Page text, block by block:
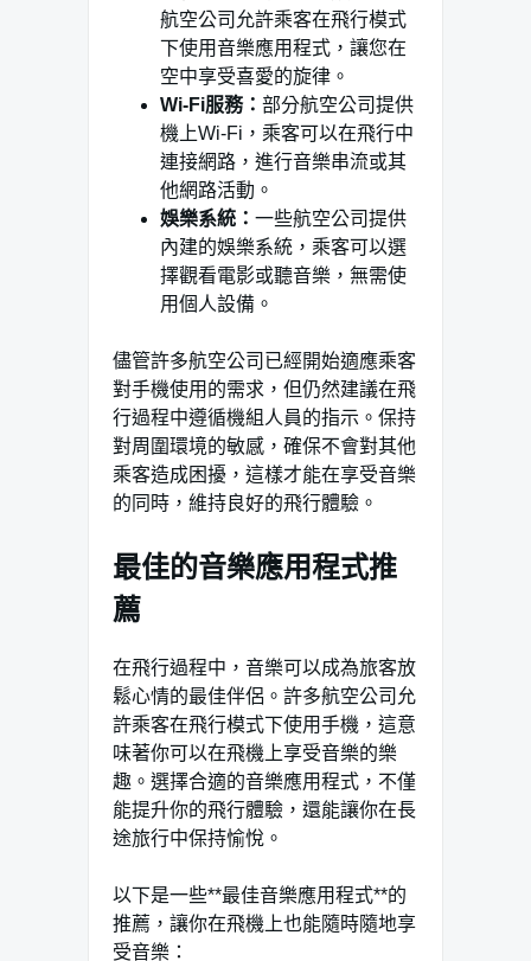
航空公司允許乘客在飛行模式
下使用音樂應用程式，讓您在
空中享受喜愛的旋律。
Wi-Fi服務： 部分航空公司提供
機上Wi-Fi，乘客可以在飛行中
連接網路，進行音樂串流或其
他網路活動。
娛樂系統： 一些航空公司提供
內建的娛樂系統，乘客可以選
擇觀看電影或聽音樂，無需使
用個人設備。
儘管許多航空公司已經開始適應乘客
對手機使用的需求，但仍然建議在飛
行過程中遵循機組人員的指示。保持
對周圍環境的敏感，確保不會對其他
乘客造成困擾，這樣才能在享受音樂
的同時，維持良好的飛行體驗。
最佳的音樂應用程式推
薦
在飛行過程中，音樂可以成為旅客放
鬆心情的最佳伴侶。許多航空公司允
許乘客在飛行模式下使用手機，這意
味著你可以在飛機上享受音樂的樂
趣。選擇合適的音樂應用程式，不僅
能提升你的飛行體驗，還能讓你在長
途旅行中保持愉悅。
以下是一些**最佳音樂應用程式**的
推薦，讓你在飛機上也能隨時隨地享
受音樂：